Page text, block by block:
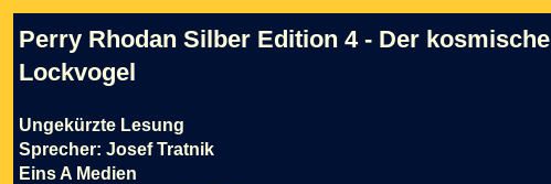
Perry Rhodan Silber Edition 4 - Der kosmische
Lockvogel
Ungekürzte Lesung
Sprecher: Josef Tratnik
Eins A Medien